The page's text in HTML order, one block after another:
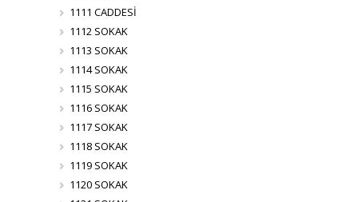
1111 CADDESİ
1112 SOKAK
1113 SOKAK
1114 SOKAK
1115 SOKAK
1116 SOKAK
1117 SOKAK
1118 SOKAK
1119 SOKAK
1120 SOKAK